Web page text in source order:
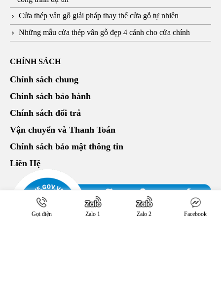
Cửa thép vân gỗ giải pháp thay thế cửa gỗ tự nhiên
Những mẫu cửa thép vân gỗ đẹp 4 cánh cho cửa chính
CHÍNH SÁCH
Chính sách chung
Chính sách bảo hành
Chính sách đổi trả
Vận chuyển và Thanh Toán
Chính sách bảo mật thông tin
Liên Hệ
Gọi điện Zalo 1 Zalo 2 Facebook